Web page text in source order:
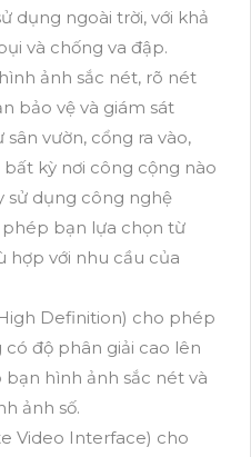
dụng ngoài trời, với khả
và chống va đập.
ảnh sắc nét, rõ nét
bảo vệ và giám sát
vườn, cổng ra vào,
bất kỳ nơi công cộng nào
sử dụng công nghệ
phép bạn lựa chọn từ
hợp với nhu cầu của
Definition) cho phép
độ phân giải cao lên
hình ảnh sắc nét và
ảnh số.
Video Interface) cho